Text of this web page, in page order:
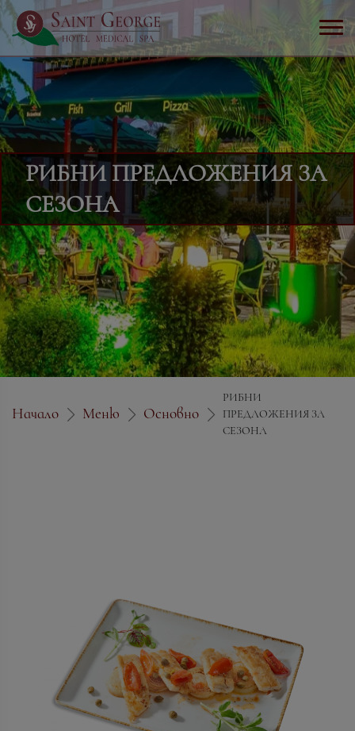
РИБНИ ПРЕДЛОЖЕНИЯ ЗА
СЕЗОНА
Начало Меню Основно
РИБНИ
ПРЕДЛОЖЕНИЯ ЗА
СЕЗОНА